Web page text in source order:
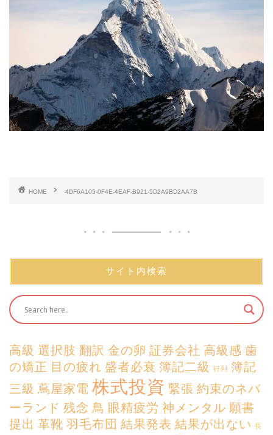
HOME 4DF6A105-0F4E-4EAF-B921-5D2A9BD2AA7B
サイト内検索
高級 選択肢 翻訳 金の卵 証券会社 高級感 歯
の矯正 目の疲れ 盛者必衰 簿記二級 行列
簿記
三級 蔦屋家電 株式投資 緊張 約束のネバ
ーランド 残念 鳥 眼精疲労 神メンタル 願書
提出 革靴 羽毛布団 結果発表 結果が出ない 長